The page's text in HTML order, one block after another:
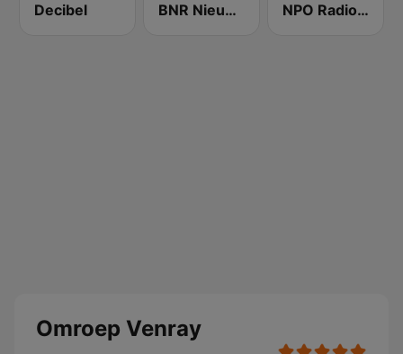
Decibel BNR Nieuwsradio NPO Radio 5
Omroep Venray